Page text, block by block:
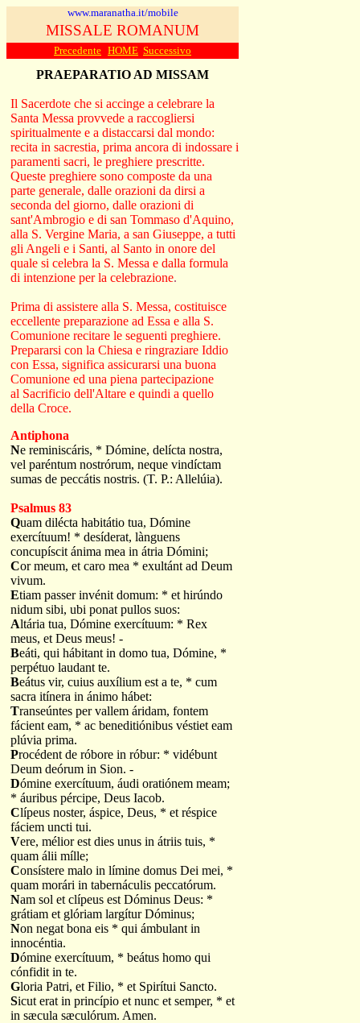
www.maranatha.it/mobile
MISSALE ROMANUM
Precedente HOME Successivo
PRAEPARATIO AD MISSAM
Il Sacerdote che si accinge a celebrare la
Santa Messa provvede a raccogliersi
spiritualmente e a distaccarsi dal mondo:
recita in sacrestia, prima ancora di indossare i
paramenti sacri, le preghiere prescritte.
Queste preghiere sono composte da una
parte generale, dalle orazioni da dirsi a
seconda del giorno, dalle orazioni di
sant'Ambrogio e di san Tommaso d'Aquino,
alla S. Vergine Maria, a san Giuseppe, a tutti
gli Angeli e i Santi, al Santo in onore del
quale si celebra la S. Messa e dalla formula
di intenzione per la celebrazione.
Prima di assistere alla S. Messa, costituisce
eccellente preparazione ad Essa e alla S.
Comunione recitare le seguenti preghiere.
Prepararsi con la Chiesa e ringraziare Iddio
con Essa, significa assicurarsi una buona
Comunione ed una piena partecipazione
al Sacrificio dell'Altare e quindi a quello
della Croce.
Antiphona
Ne reminiscáris, * Dómine, delícta nostra,
vel paréntum nostrórum, neque vindíctam
sumas de peccátis nostris. (T. P.: Allelúia).
Psalmus 83
Quam dilécta habitátio tua, Dómine
exercítuum! * desíderat, lànguens
concupíscit ánima mea in átria Dómini;
Cor meum, et caro mea * exultánt ad Deum
vivum.
Etiam passer invénit domum: * et hirúndo
nidum sibi, ubi ponat pullos suos:
Altária tua, Dómine exercítuum: * Rex
meus, et Deus meus! -
Beáti, qui hábitant in domo tua, Dómine, *
perpétuo laudant te.
Beátus vir, cuius auxílium est a te, * cum
sacra itínera in ánimo hábet:
Transeúntes per vallem áridam, fontem
fácient eam, * ac beneditiónibus véstiet eam
plúvia prima.
Procédent de róbore in róbur: * vidébunt
Deum deórum in Sion. -
Dómine exercítuum, áudi oratiónem meam;
* áuribus pércipe, Deus Iacob.
Clípeus noster, áspice, Deus, * et réspice
fáciem uncti tui.
Vere, mélior est dies unus in átriis tuis, *
quam álii mílle;
Consístere malo in límine domus Dei mei, *
quam morári in tabernáculis peccatórum.
Nam sol et clípeus est Dóminus Deus: *
grátiam et glóriam largítur Dóminus;
Non negat bona eis * qui ámbulant in
innocéntia.
Dómine exercítuum, * beátus homo qui
cónfidit in te.
Gloria Patri, et Filio, * et Spirítui Sancto.
Sicut erat in princípio et nunc et semper, * et
in sæcula sæculórum. Amen.